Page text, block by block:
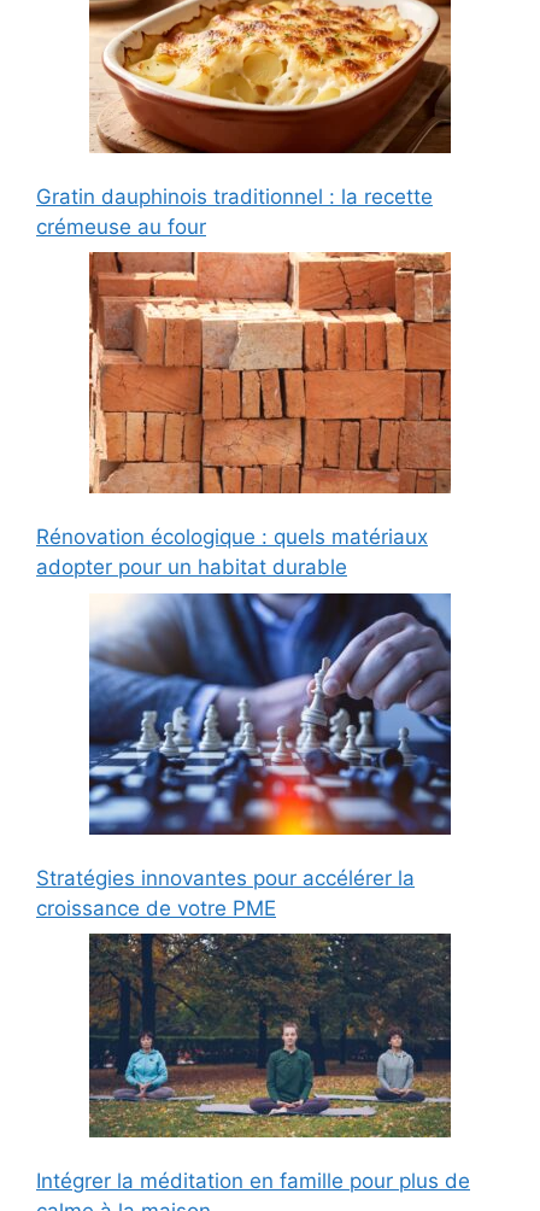
Gratin dauphinois traditionnel : la recette
crémeuse au four
Rénovation écologique : quels matériaux
adopter pour un habitat durable
Stratégies innovantes pour accélérer la
croissance de votre PME
Intégrer la méditation en famille pour plus de